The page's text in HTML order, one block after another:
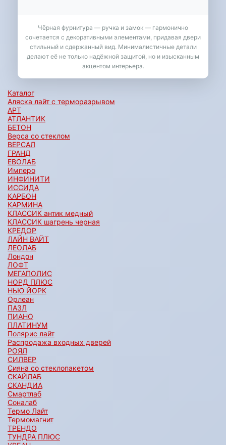
Чёрная фурнитура — ручка и замок — гармонично
сочетается с декоративными элементами, придавая двери
стильный и сдержанный вид. Минималистичные детали
делают её не только надёжной защитой, но и изысканным
акцентом интерьера.
Каталог
Аляска лайт с терморазрывом
АРТ
АТЛАНТИК
БЕТОН
Верса со стеклом
ВЕРСАЛ
ГРАНД
ЕВОЛАБ
Имперо
ИНФИНИТИ
ИССИДА
КАРБОН
КАРМИНА
КЛАССИК антик медный
КЛАССИК шагрень черная
КРЕДОР
ЛАЙН ВАЙТ
ЛЕОЛАБ
Лондон
ЛОФТ
МЕГАПОЛИС
НОРД ПЛЮС
НЬЮ ЙОРК
Орлеан
ПАЗЛ
ПИАНО
ПЛАТИНУМ
Полярис лайт
Распродажа входных дверей
РОЯЛ
СИЛВЕР
Сияна со стеклопакетом
СКАЙЛАБ
СКАНДИA
Смартлаб
Соналаб
Термо Лайт
Термомагнит
ТРЕНДО
ТУНДРА ПЛЮС